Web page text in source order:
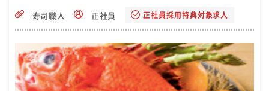
寿司職人 正社員 正社員採用特典対象求人